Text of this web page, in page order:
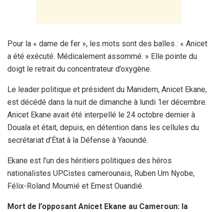
Pour la « dame de fer », les mots sont des balles : « Anicet
a été exécuté. Médicalement assommé. » Elle pointe du
doigt le retrait du concentrateur d’oxygène.
Le leader politique et président du Manidem, Anicet Ekane,
est décédé dans la nuit de dimanche à lundi 1er décembre.
Anicet Ekane avait été interpellé le 24 octobre dernier à
Douala et était, depuis, en détention dans les cellules du
secrétariat d’État à la Défense à Yaoundé.
Ekane est l’un des héritiers politiques des héros
nationalistes UPCistes camerounais, Ruben Um Nyobe,
Félix-Roland Moumié et Ernest Ouandié.
Mort de l’opposant Anicet Ekane au Cameroun: la